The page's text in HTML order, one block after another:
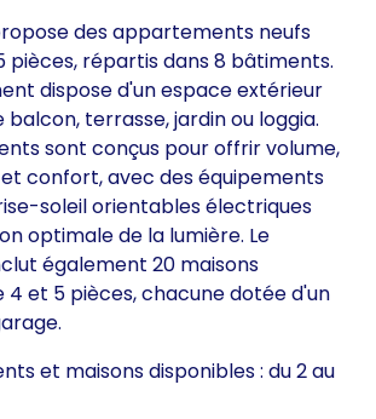
des appartements neufs
pièces, répartis dans 8 bâtiments.
dispose d'un espace extérieur
terrasse, jardin ou loggia.
sont conçus pour offrir volume,
confort, avec des équipements
soleil orientables électriques
optimale de la lumière. Le
également 20 maisons
4 et 5 pièces, chacune dotée d'un
et maisons disponibles : du 2 au